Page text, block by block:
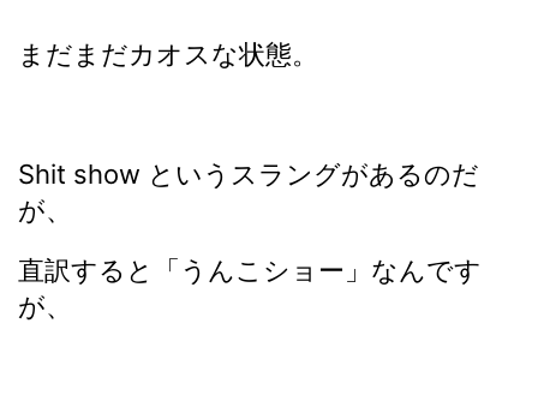
まだまだカオスな状態。
Shit show というスラングがあるのだ
が、
直訳すると「うんこショー」なんです
が、